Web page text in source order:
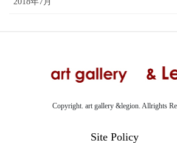
Copyright. art gallery &legion. Allrights
Site Policy